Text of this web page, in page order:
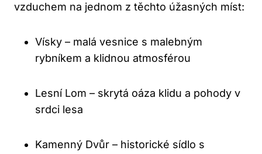
vzduchem na jednom z těchto úžasných míst:
Vísky – malá vesnice s malebným
rybníkem a klidnou atmosférou
Lesní Lom – skrytá oáza klidu a pohody v
srdci lesa
Kamenný Dvůr – historické sídlo s